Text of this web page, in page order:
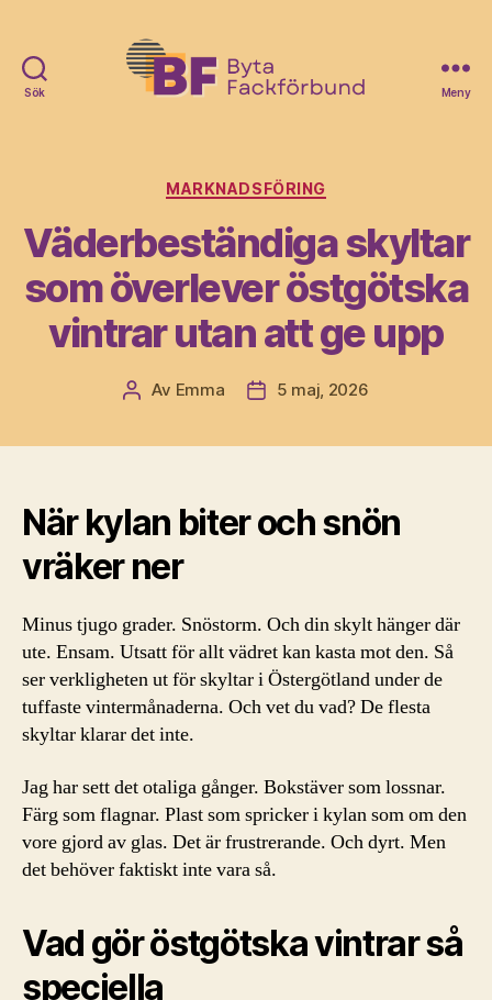
Sök Meny
Kategorier
MARKNADSFÖRING
Väderbeständiga skyltar
som överlever östgötska
vintrar utan att ge upp
Inläggsförfattare
Av Emma Inläggsdatum
5 maj, 2026
När kylan biter och snön
vräker ner
Minus tjugo grader. Snöstorm. Och din skylt hänger där
ute. Ensam. Utsatt för allt vädret kan kasta mot den. Så
ser verkligheten ut för skyltar i Östergötland under de
tuffaste vintermånaderna. Och vet du vad? De flesta
skyltar klarar det inte.
Jag har sett det otaliga gånger. Bokstäver som lossnar.
Färg som flagnar. Plast som spricker i kylan som om den
vore gjord av glas. Det är frustrerande. Och dyrt. Men
det behöver faktiskt inte vara så.
Vad gör östgötska vintrar så
speciella